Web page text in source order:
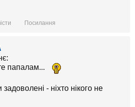
Посилання
папалам...
- ніхто нікого не